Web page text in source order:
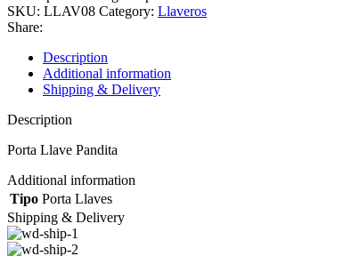
SKU: LLAV08 Category: Llaveros
Share:
Description
Additional information
Shipping & Delivery
Description
Porta Llave Pandita
Additional information
Tipo Porta Llaves
Shipping & Delivery